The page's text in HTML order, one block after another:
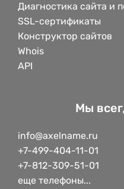
Диагностика сайта и
SSL-сертификаты
Конструктор сайтов
Whois
API
Мы
info@axelname.ru
+7-499-404-11-01
+7-812-309-51-01
еще телефоны...